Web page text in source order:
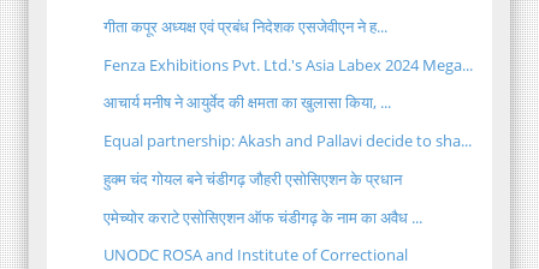
गीता कपूर अध्‍यक्ष एवं प्रबंध निदेशक एसजेवीएन ने ह...
Fenza Exhibitions Pvt. Ltd.'s Asia Labex 2024 Mega...
आचार्य मनीष ने आयुर्वेद की क्षमता का खुलासा किया, ...
Equal partnership: Akash and Pallavi decide to sha...
हुक्म चंद गोयल बने चंडीगढ़ जौहरी एसोसिएशन के प्रधान
एमेच्योर कराटे एसोसिएशन ऑफ चंडीगढ़ के नाम का अवैध ...
UNODC ROSA and Institute of Correctional